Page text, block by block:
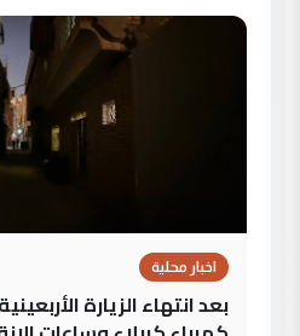
اخبار محلية
بعد انتهاء الزيارة